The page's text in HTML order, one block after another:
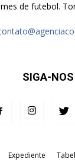
de futebol.
SIGA-NOS
Expediente